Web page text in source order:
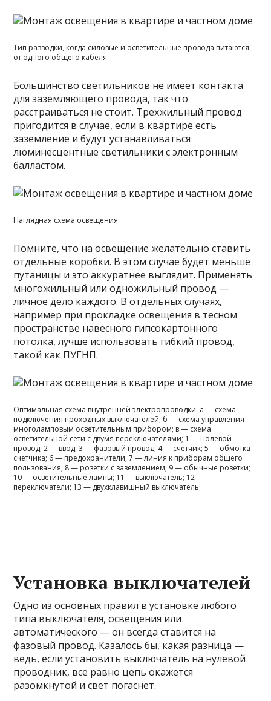
Тип разводки, когда силовые и осветительные провода питаются
от одного общего кабеля
Большинство светильников не имеет контакта
для заземляющего провода, так что
расстраиваться не стоит. Трехжильный провод
пригодится в случае, если в квартире есть
заземление и будут устанавливаться
люминесцентные светильники с электронным
балластом.
Наглядная схема освещения
Помните, что на освещение желательно ставить
отдельные коробки. В этом случае будет меньше
путаницы и это аккуратнее выглядит. Применять
многожильный или одножильный провод —
личное дело каждого. В отдельных случаях,
например при прокладке освещения в тесном
пространстве навесного гипсокартонного
потолка, лучше использовать гибкий провод,
такой как ПУГНП.
Оптимальная схема внутренней электропроводки: а — схема
подключения проходных выключателей; б — схема управления
многоламповым осветительным прибором; в — схема
осветительной сети с двумя переключателями; 1 — нолевой
провод; 2 — ввод; 3 — фазовый провод; 4 — счетчик; 5 — обмотка
счетчика; 6 — предохранители; 7 — линия к приборам общего
пользования; 8 — розетки с заземлением; 9 — обычные розетки;
10 — осветительные лампы; 11 — выключатель; 12 —
переключатели; 13 — двухклавишный выключатель
Установка выключателей
Одно из основных правил в установке любого
типа выключателя, освещения или
автоматического — он всегда ставится на
фазовый провод. Казалось бы, какая разница —
ведь, если установить выключатель на нулевой
проводник, все равно цепь окажется
разомкнутой и свет погаснет.